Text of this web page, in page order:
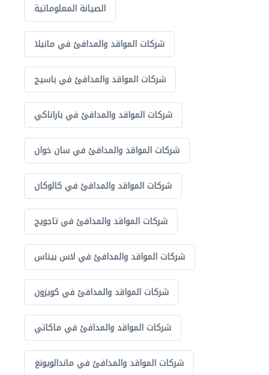
الصيانة المعلوماتية
شركات المواقد والمدافئ في مانيلا
شركات المواقد والمدافئ في باسيج
شركات المواقد والمدافئ في باراناكي
شركات المواقد والمدافئ في سان خوان
شركات المواقد والمدافئ في كالوكان
شركات المواقد والمدافئ في تاجويج
شركات المواقد والمدافئ في لاس بيناس
شركات المواقد والمدافئ في كويزون
شركات المواقد والمدافئ في ماكاتي
شركات المواقد والمدافئ في ماندالويونغ